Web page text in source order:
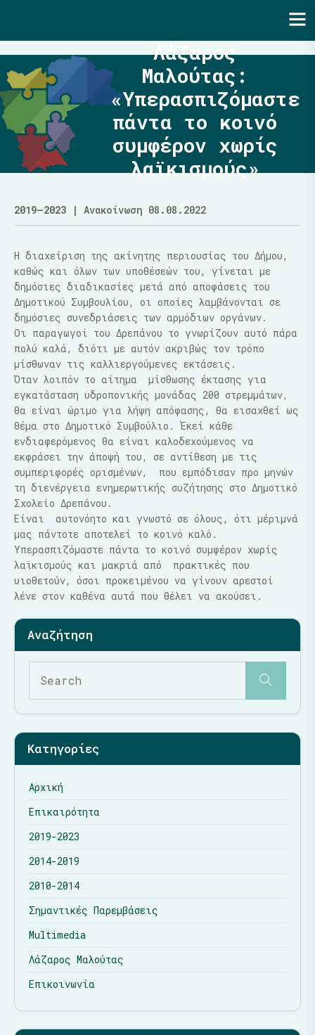
Λάζαρος
Μαλούτας:
«Υπερασπιζόμαστε
πάντα το κοινό
συμφέρον χωρίς
λαϊκισμούς»
2019–2023 | Ανακοίνωση 08.08.2022
Η διαχείριση της ακίνητης περιουσίας του Δήμου,
καθώς και όλων των υποθέσεών του, γίνεται με
δημόσιες διαδικασίες μετά από αποφάσεις του
Δημοτικού Συμβουλίου, οι οποίες λαμβάνονται σε
δημόσιες συνεδριάσεις των αρμόδιων οργάνων.
Οι παραγωγοί του Δρεπάνου το γνωρίζουν αυτό πάρα
πολύ καλά, διότι με αυτόν ακριβώς τον τρόπο
μίσθωναν τις καλλιεργούμενες εκτάσεις.
Όταν λοιπόν το αίτημα μίσθωσης έκτασης για
εγκατάσταση υδροπονικής μονάδας 200 στρεμμάτων,
θα είναι ώριμο για λήψη απόφασης, θα εισαχθεί ως
θέμα στο Δημοτικό Συμβούλιο. Έκεί κάθε
ενδιαφερόμενος θα είναι καλοδεχούμενος να
εκφράσει την άποψή του, σε αντίθεση με τις
συμπεριφορές ορισμένων, που εμπόδισαν προ μηνών
τη διενέργεια ενημερωτικής συζήτησης στο Δημοτικό
Σχολείο Δρεπάνου.
Είναι αυτονόητο και γνωστό σε όλους, ότι μέριμνά
μας πάντοτε αποτελεί το κοινό καλό.
Υπερασπιζόμαστε πάντα το κοινό συμφέρον χωρίς
λαϊκισμούς και μακριά από πρακτικές που
υιοθετούν, όσοι προκειμένου να γίνουν αρεστοί
λένε στον καθένα αυτά που θέλει να ακούσει.
Κατηγορίες
Αρχική
Επικαιρότητα
2019-2023
2014-2019
2010-2014
Σημαντικές Παρεμβάσεις
Multimedia
Λάζαρος Μαλούτας
Επικοινωνία